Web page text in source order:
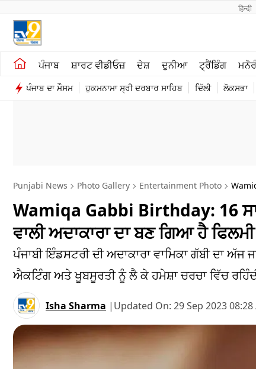
हिन्दी
ਪੰਜਾਬ ਸ਼ਾਰਟ ਵੀਡੀਓਜ਼ ਦੇਸ਼ ਦੁਨੀਆ ਟ੍ਰੈਂਡਿੰਗ
ਪੰਜਾਬ ਦਾ ਮੌਸਮ ਹੁਕਮਨਾਮਾ ਸ੍ਰੀ ਦਰਬਾਰ ਸਾਹਿਬ ਦਿੱਲੀ ਲੋਕਸਭਾ
ਖੇਤੀਬਾੜੀ
ਸ਼ਾਰਟ ਵੀਡੀਓਜ਼
ਮਨੋਰੰਜਨ
Punjabi News Photo Gallery Entertainment Photo
Wamiqa Gabbi Birthday: 16
ਵਾਲੀ ਅਦਾਕਾਰਾ ਦਾ ਬਣ ਗਿਆ ਹੈ
ਪੰਜਾਬੀ ਇੰਡਸਟਰੀ ਦੀ ਅਦਾਕਾਰਾ ਵਾਮਿਕਾ ਗੱਬੀ ਦਾ
ਐਕਟਿੰਗ ਅਤੇ ਖੂਬਸੂਰਤੀ ਨੂੰ ਲੈ ਕੇ ਹਮੇਸ਼ਾ ਚਰਚਾ ਵਿੱਚ
Isha Sharma | Updated On: 29 Sep 2023 08:28